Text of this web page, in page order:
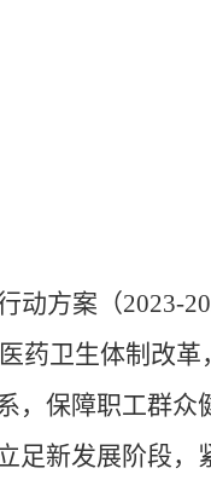
动方案（2023-
药卫生体制改革
，保障职工群众
足新发展阶段，